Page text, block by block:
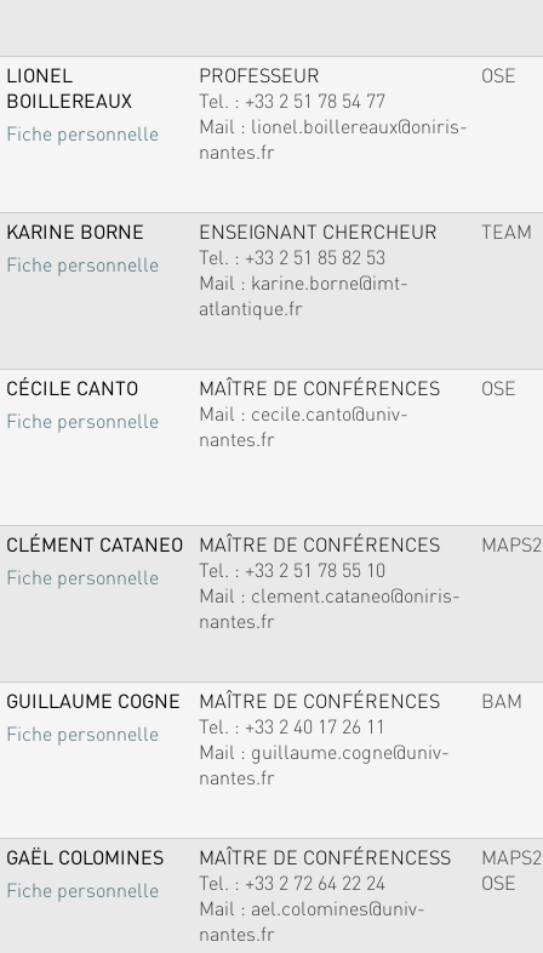
LIONEL
BOILLEREAUX
Fiche personnelle
PROFESSEUR
Tel. : +33 2 51 78 54 77
Mail : lionel.boillereaux@oniris-
nantes.fr
OSE
KARINE BORNE
Fiche personnelle
ENSEIGNANT CHERCHEUR
Tel. : +33 2 51 85 82 53
Mail : karine.borne@imt-
atlantique.fr
TEAM
CÉCILE CANTO
Fiche personnelle
MAÎTRE DE CONFÉRENCES
Mail : cecile.canto@univ-
nantes.fr
OSE
CLÉMENT CATANEO
Fiche personnelle
MAÎTRE DE CONFÉRENCES
Tel. : +33 2 51 78 55 10
Mail : clement.cataneo@oniris-
nantes.fr
MAPS2
GUILLAUME COGNE
Fiche personnelle
MAÎTRE DE CONFÉRENCES
Tel. : +33 2 40 17 26 11
Mail : guillaume.cogne@univ-
nantes.fr
BAM
GAËL COLOMINES
Fiche personnelle
MAÎTRE DE CONFÉRENCESS
Tel. : +33 2 72 64 22 24
Mail : ael.colomines@univ-
nantes.fr
MAPS2
OSE